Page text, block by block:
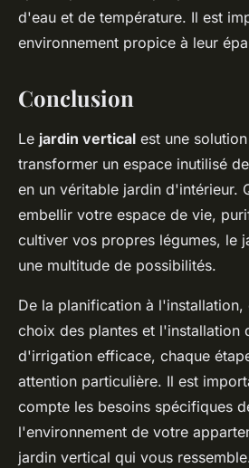
d'eau et de température. Il est
environnement propice à leur
Conclusion
Le jardin vertical est une
transformer un espace inutilisé
en un véritable jardin d'intérieur.
embellir votre espace de vie,
cultiver vos propres légumes, le
une multitude de possibilités.
De la planification à l'installation,
choix des plantes et l'installation
d'irrigation efficace, chaque
attention particulière. Il est
compte les besoins spécifiques
l'environnement de votre
jardin vertical qui vous